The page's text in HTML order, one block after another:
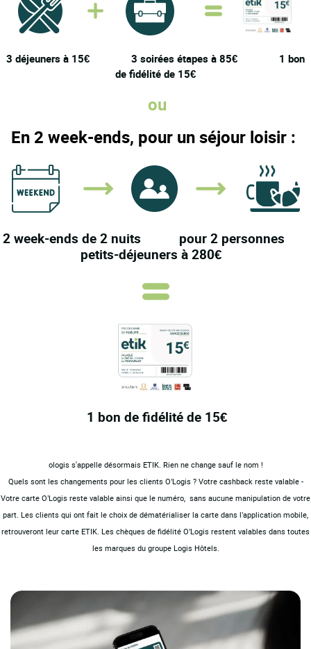
3 déjeuners à 15€
3 soirées étapes à 85€ 1 bon
de fidélité de 15€
ou
En 2 week-ends, pour un séjour loisir :
2 week-ends de 2 nuits pour 2 personnes
petits-déjeuners à 280€
1 bon de fidélité de 15€
ologis s'appelle désormais ETIK. Rien ne change sauf le nom !
Quels sont les changements pour les clients O’Logis ? Votre cashback reste valable -
Votre carte O’Logis reste valable ainsi que le numéro, sans aucune manipulation de votre
part. Les clients qui ont fait le choix de dématérialiser la carte dans l’application mobile,
retrouveront leur carte ETIK. Les chèques de fidélité O’Logis restent valables dans toutes
les marques du groupe Logis Hôtels.